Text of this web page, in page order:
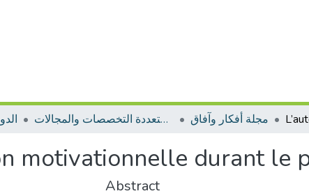
مجلات متعددة التخصصات والمجالات مجلة أفكار وآفاق
motivationnelle durant le
Abstract